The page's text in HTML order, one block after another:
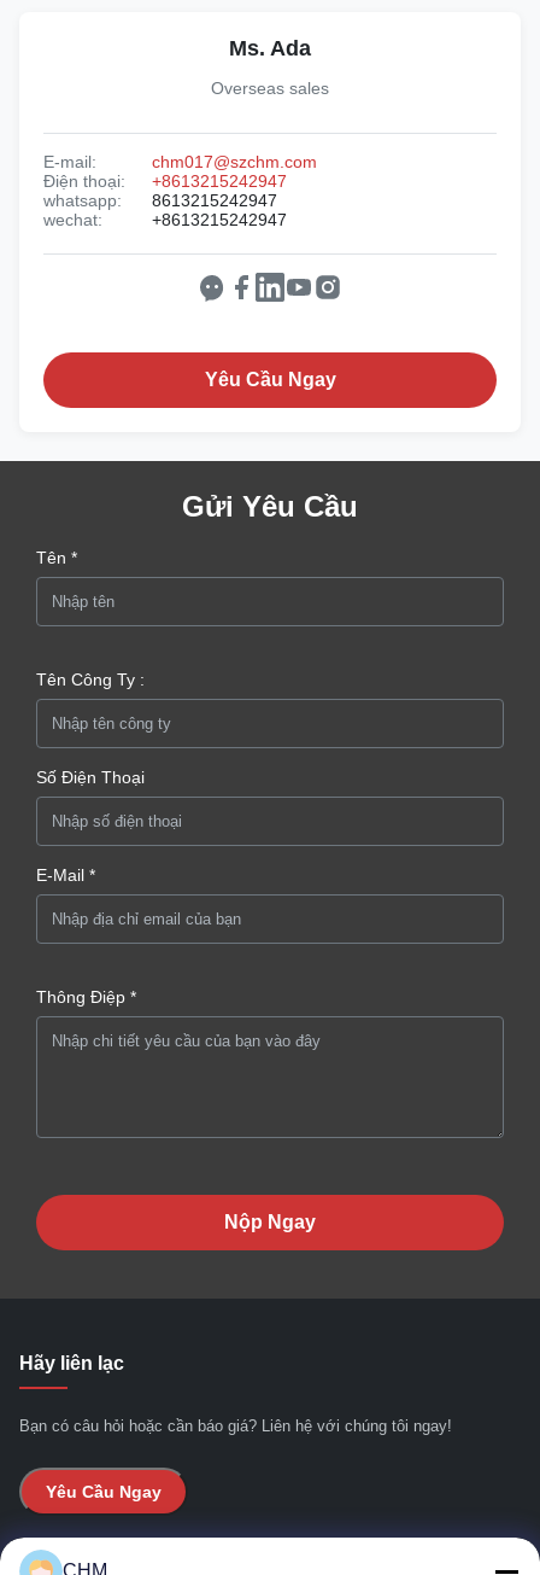
Ms. Ada
Overseas sales
E-mail:
chm017@szchm.com
Điện thoại:
+8613215242947
whatsapp:
8613215242947
wechat:
+8613215242947
Yêu Cầu Ngay
Gửi Yêu Cầu
Tên *
Tên Công Ty :
Số Điện Thoại
E-Mail *
Thông Điệp *
Nộp Ngay
Hãy liên lạc
Bạn có câu hỏi hoặc cần báo giá? Liên hệ với chúng tôi ngay!
Yêu Cầu Ngay
Liên kết nhanh
CHM